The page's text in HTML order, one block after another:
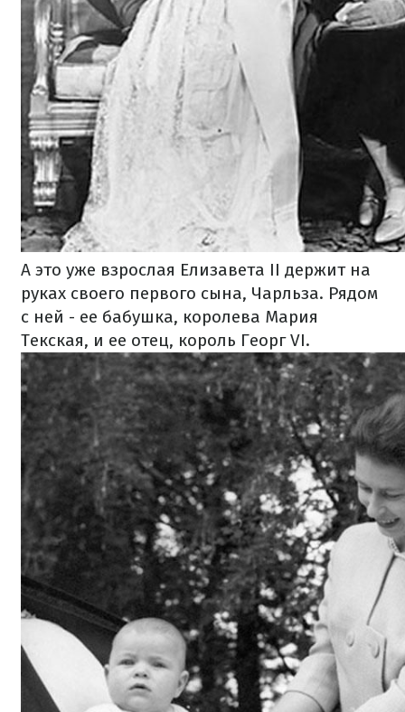
А это уже взрослая Елизавета II держит на
руках своего первого сына, Чарльза. Рядом
с ней - ее бабушка, королева Мария
Текская, и ее отец, король Георг VI.